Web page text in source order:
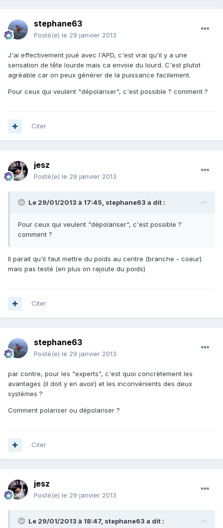
stephane63
Posté(e) le 29 janvier 2013
J'ai effectivement joué avec l'APD, c'est vrai qu'il y a une
sensation de tête lourde mais ca envoie du lourd. C'est plutot
agréable car on peux générer de la puissance facilement.
Pour ceux qui veulent "dépolariser", c'est possible ? comment ?
Citer
jesz
Posté(e) le 29 janvier 2013
Le 29/01/2013 à 17:45, stephane63 a dit :
Pour ceux qui veulent "dépolariser", c'est possible ?
comment ?
Il parait qu'il faut mettre du poids au centre (branche - coeur)
mais pas testé (en plus on rajoute du poids)
Citer
stephane63
Posté(e) le 29 janvier 2013
par contre, pour les "experts", c'est quoi concrètement les
avantages (il doit y en avoir) et les inconvénients des deux
systèmes ?
Comment polariser ou dépolariser ?
Citer
jesz
Posté(e) le 29 janvier 2013
Le 29/01/2013 à 18:47, stephane63 a dit :